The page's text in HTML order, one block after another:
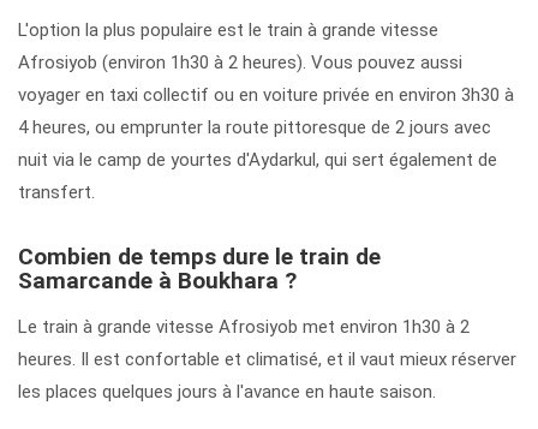
L'option la plus populaire est le train à grande vitesse
Afrosiyob (environ 1h30 à 2 heures). Vous pouvez aussi
voyager en taxi collectif ou en voiture privée en environ 3h30 à
4 heures, ou emprunter la route pittoresque de 2 jours avec
nuit via le camp de yourtes d'Aydarkul, qui sert également de
transfert.
Combien de temps dure le train de
Samarcande à Boukhara ?
Le train à grande vitesse Afrosiyob met environ 1h30 à 2
heures. Il est confortable et climatisé, et il vaut mieux réserver
les places quelques jours à l'avance en haute saison.